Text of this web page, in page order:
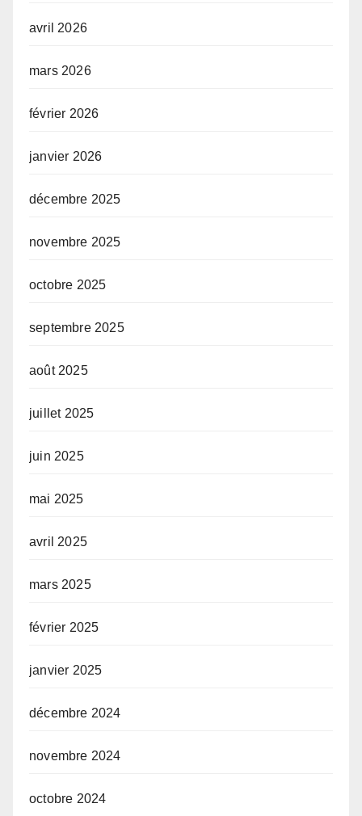
avril 2026
mars 2026
février 2026
janvier 2026
décembre 2025
novembre 2025
octobre 2025
septembre 2025
août 2025
juillet 2025
juin 2025
mai 2025
avril 2025
mars 2025
février 2025
janvier 2025
décembre 2024
novembre 2024
octobre 2024